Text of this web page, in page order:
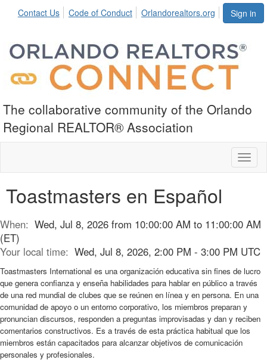
Sign in
Contact Us Code of Conduct Orlandorealtors.org
The collaborative community of the Orlando
Regional REALTOR® Association
Toastmasters en Español
When: Wed, Jul 8, 2026 from 10:00:00 AM to 11:00:00 AM
(ET)
Your local time: Wed, Jul 8, 2026, 2:00 PM - 3:00 PM UTC
Toastmasters International es una organización educativa sin fines de lucro
que genera confianza y enseña habilidades para hablar en público a través
de una red mundial de clubes que se reúnen en línea y en persona. En una
comunidad de apoyo o un entorno corporativo, los miembros preparan y
pronuncian discursos, responden a preguntas improvisadas y dan y reciben
comentarios constructivos. Es a través de esta práctica habitual que los
miembros están capacitados para alcanzar objetivos de comunicación
personales y profesionales.